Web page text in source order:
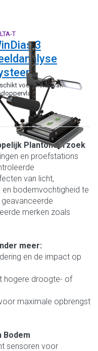
T
3
voor meten van het
Plantonderzoek
en proefstations
van licht,
en bodemvochtigheid te
geavanceerde
merken zoals
meer:
en de impact op
hogere droogte- of
maximale opbrengst
Bodem
sensoren voor